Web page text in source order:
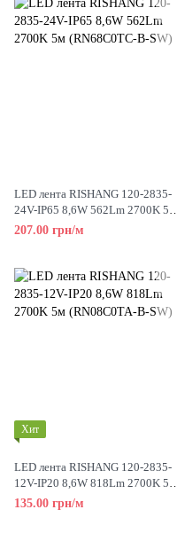
LED лента RISHANG 120-2835-
24V-IP65 8,6W 562Lm 2700K 5м
(RN68C0TC-B-SW)
207.00 грн/м
Хит
LED лента RISHANG 120-2835-
12V-IP20 8,6W 818Lm 2700K 5м
(RN08C0TA-B-SW)
135.00 грн/м